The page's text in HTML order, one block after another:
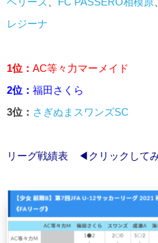
レジーナ
1位： AC等々力マーメイド
2位： 福田さくら
3位： さぎぬまスワンズSC
リーグ戦績表 ◀クリックして